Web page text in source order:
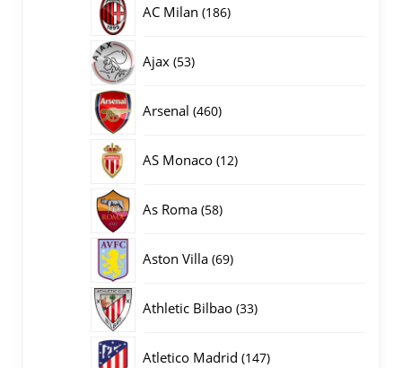
AC Milan 186186
Ajax 5353
Arsenal 460460
AS Monaco 1212
As Roma 5858
Aston Villa 6969
Athletic Bilbao 3333
Atletico Madrid 147147